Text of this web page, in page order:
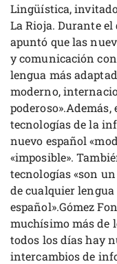
Lingüística,
La Rioja. Durante
apuntó que las
y comunicación
lengua más
moderno,
tecnologías de la
nuevo español
«imposible».
tecnologías «son
de cualquier lengua
español».Gómez
muchísimo más de
todos los días hay
intercambios de